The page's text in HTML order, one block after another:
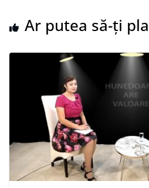
Ar putea să-ți